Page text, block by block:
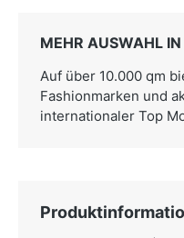
MEHR AUSWAHL
Auf über 10.000 qm
Fashionmarken und
internationaler Top